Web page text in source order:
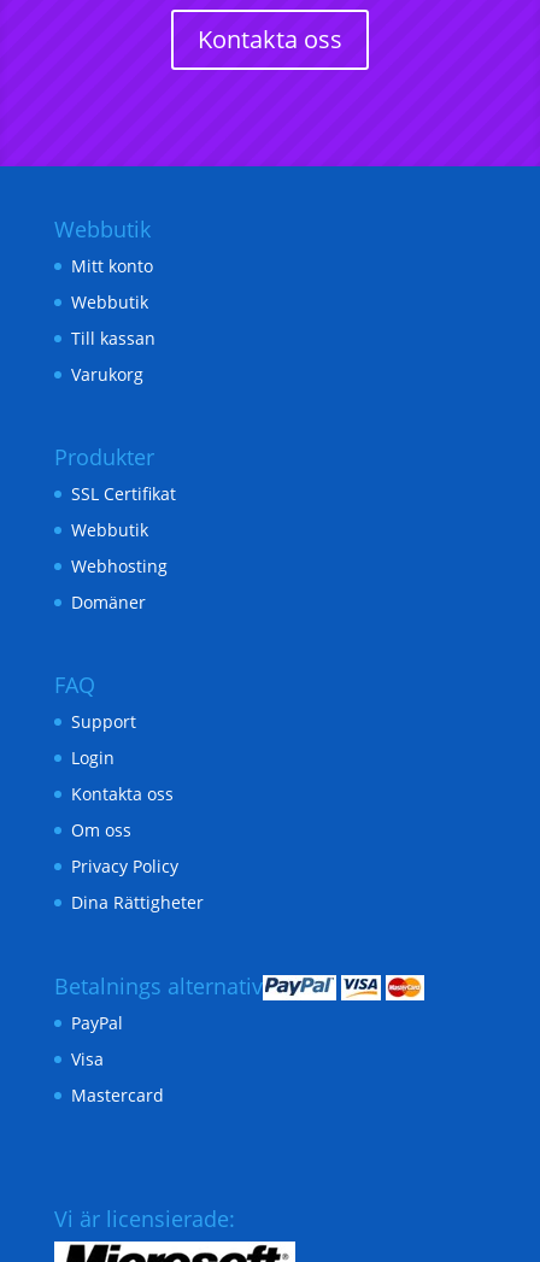
Kontakta oss
Webbutik
Mitt konto
Webbutik
Till kassan
Varukorg
Produkter
SSL Certifikat
Webbutik
Webhosting
Domäner
FAQ
Support
Login
Kontakta oss
Om oss
Privacy Policy
Dina Rättigheter
Betalnings alternativ
PayPal
Visa
Mastercard
Vi är licensierade: